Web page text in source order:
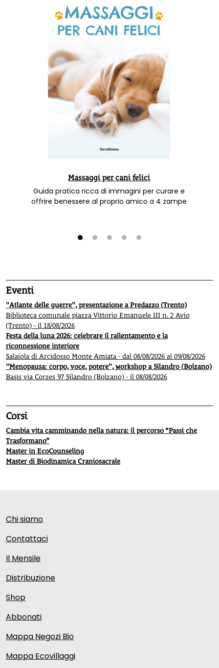
Massaggi per cani felici
Guida pratica ricca di immagini per curare e
offrire benessere al proprio amico a 4 zampe
Eventi
"Atlante delle guerre", presentazione a Predazzo (Trento)
Biblioteca comunale piazza Vittorio Emanuele III n. 2 Avio
(Trento) - il 18/08/2026
Festa della luna 2026: celebrare il rallentamento e la
riconnessione interiore
Salaiola di Arcidosso Monte Amiata - dal 08/08/2026 al 09/08/2026
"Menopausa: corpo, voce, potere", workshop a Silandro (Bolzano)
Basis via Corzes 97 Silandro (Bolzano) - il 08/08/2026
Corsi
Cambia vita camminando nella natura: il percorso “Passi che
Trasformano”
Master in EcoCounseling
Master di Biodinamica Craniosacrale
Chi siamo
Contattaci
Il Mensile
Distribuzione
Shop
Abbonati
Mappa Negozi Bio
Mappa Ecovillaggi